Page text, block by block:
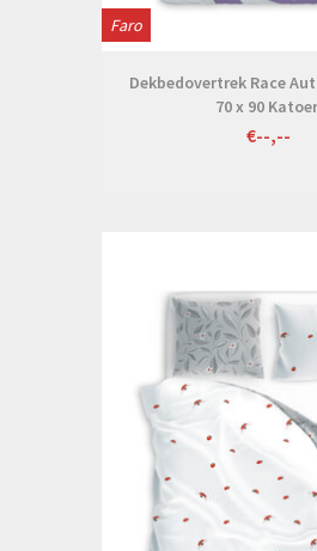
Faro
Dekbedovertrek Race
70 x 90
€--,--